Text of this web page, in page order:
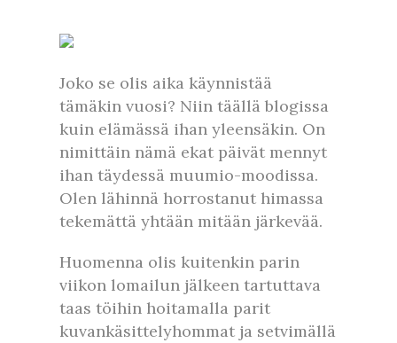
Joko se olis aika käynnistää
tämäkin vuosi? Niin täällä blogissa
kuin elämässä ihan yleensäkin. On
nimittäin nämä ekat päivät mennyt
ihan täydessä muumio-moodissa.
Olen lähinnä horrostanut himassa
tekemättä yhtään mitään järkevää.
Huomenna olis kuitenkin parin
viikon lomailun jälkeen tartuttava
taas töihin hoitamalla parit
kuvankäsittelyhommat ja setvimällä